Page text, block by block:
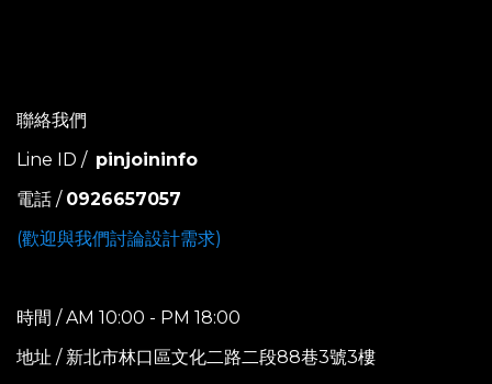
聯絡我們
Line ID / pinjoininfo
電話 / 0926657057
(歡迎與我們討論設計需求)
時間 / AM 10:00 - PM 18:00
地址 / 新北市林口區文化二路二段88巷3號3樓